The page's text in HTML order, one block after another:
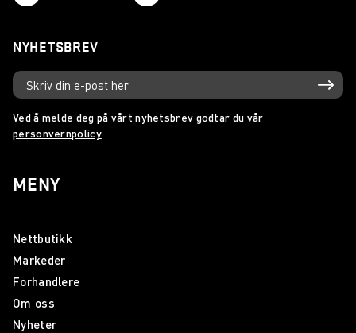
NYHETSBREV
Ved å melde deg på vårt nyhetsbrev godtar du vår
personvernpolicy
MENY
Nettbutikk
Markeder
Forhandlere
Om oss
Nyheter